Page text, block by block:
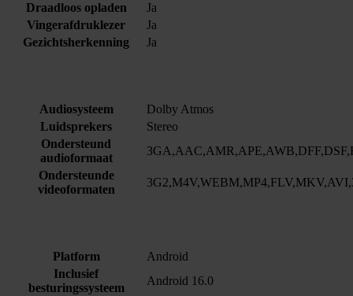
Draadloos opladen
Ja
Vingerafdruklezer
Ja
Gezichtsherkenning
Ja
Audiosysteem
Dolby Atmos
Luidsprekers
Stereo
Ondersteund
audioformaat
Ondersteunde
videoformaten
Platform
Android
Inclusief
besturingssysteem
Android 16.0